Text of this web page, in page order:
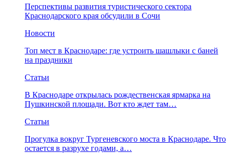
Перспективы развития туристического сектора
Краснодарского края обсудили в Сочи
Новости
Топ мест в Краснодаре: где устроить шашлыки с баней
на праздники
Статьи
В Краснодаре открылась рождественская ярмарка на
Пушкинской площади. Вот кто ждет там…
Статьи
Прогулка вокруг Тургеневского моста в Краснодаре. Что
остается в разрухе годами, а…